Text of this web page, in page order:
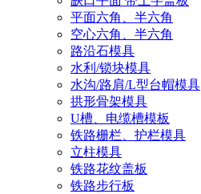
平面六角、半六角
空心六角、半六角
路沿石模具
水利/锁块模具
水沟/路肩/L型台帽模具
拱形骨架模具
U槽、电缆槽模板
铁路栅栏、护栏模具
立柱模具
铁路花纹盖板
铁路步行板